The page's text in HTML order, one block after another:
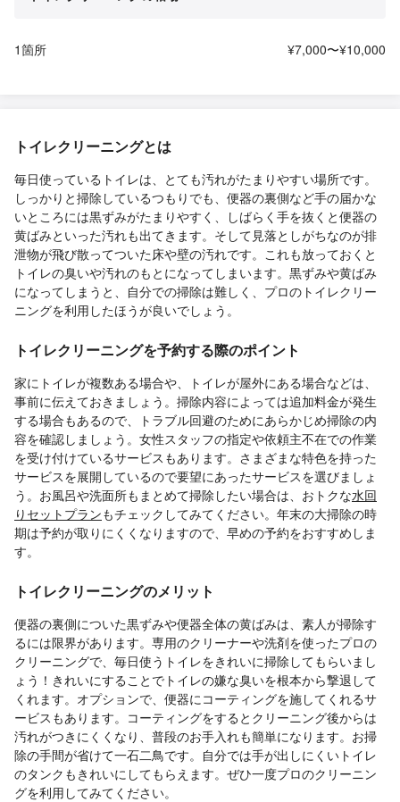
1箇所 ¥7,000〜¥10,000
トイレクリーニングとは
毎日使っているトイレは、とても汚れがたまりやすい場所です。
しっかりと掃除しているつもりでも、便器の裏側など手の届かな
いところには黒ずみがたまりやすく、しばらく手を抜くと便器の
黄ばみといった汚れも出てきます。そして見落としがちなのが排
泄物が飛び散ってついた床や壁の汚れです。これも放っておくと
トイレの臭いや汚れのもとになってしまいます。黒ずみや黄ばみ
になってしまうと、自分での掃除は難しく、プロのトイレクリー
ニングを利用したほうが良いでしょう。
トイレクリーニングを予約する際のポイント
家にトイレが複数ある場合や、トイレが屋外にある場合などは、
事前に伝えておきましょう。掃除内容によっては追加料金が発生
する場合もあるので、トラブル回避のためにあらかじめ掃除の内
容を確認しましょう。女性スタッフの指定や依頼主不在での作業
を受け付けているサービスもあります。さまざまな特色を持った
サービスを展開しているので要望にあったサービスを選びましょ
う。お風呂や洗面所もまとめて掃除したい場合は、おトクな水回
りセットプランもチェックしてみてください。年末の大掃除の時
期は予約が取りにくくなりますので、早めの予約をおすすめしま
す。
トイレクリーニングのメリット
便器の裏側についた黒ずみや便器全体の黄ばみは、素人が掃除す
るには限界があります。専用のクリーナーや洗剤を使ったプロの
クリーニングで、毎日使うトイレをきれいに掃除してもらいまし
ょう！きれいにすることでトイレの嫌な臭いを根本から撃退して
くれます。オプションで、便器にコーティングを施してくれるサ
ービスもあります。コーティングをするとクリーニング後からは
汚れがつきにくくなり、普段のお手入れも簡単になります。お掃
除の手間が省けて一石二鳥です。自分では手が出しにくいトイレ
のタンクもきれいにしてもらえます。ぜひ一度プロのクリーニン
グを利用してみてください。